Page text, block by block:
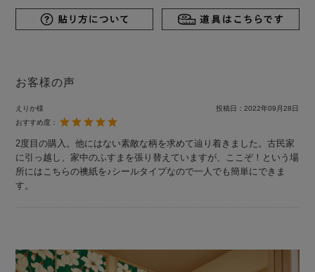
お客様の声
えりか様 投稿日：2022年09月28日
おすすめ度：
2度目の購入。他にはない素敵な柄を求めて辿り着きました。古民家
に引っ越し、家中のふすまを張り替えていますが、ここぞ！という場
所にはこちらの襖紙を♪シールタイプなので一人でも簡単にできま
す。